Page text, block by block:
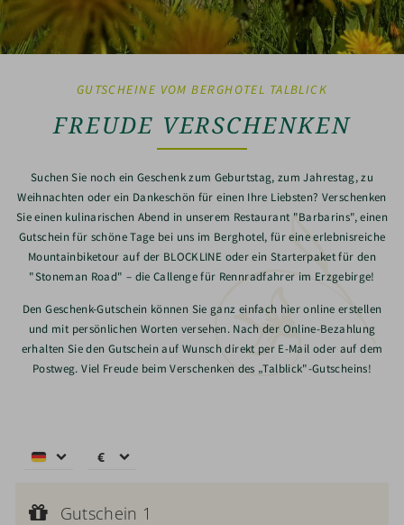
GUTSCHEINE VOM BERGHOTEL TALBLICK
FREUDE VERSCHENKEN
Suchen Sie noch ein Geschenk zum Geburtstag, zum Jahrestag, zu
Weihnachten oder ein Dankeschön für einen Ihre Liebsten? Verschenken
Sie einen kulinarischen Abend in unserem Restaurant "Barbarins", einen
Gutschein für schöne Tage bei uns im Berghotel, für eine erlebnisreiche
Mountainbiketour auf der BLOCKLINE oder ein Starterpaket für den
"Stoneman Road" – die Callenge für Rennradfahrer im Erzgebirge!
Den Geschenk-Gutschein können Sie ganz einfach hier online erstellen
und mit persönlichen Worten versehen. Nach der Online-Bezahlung
erhalten Sie den Gutschein auf Wunsch direkt per E-Mail oder auf dem
Postweg. Viel Freude beim Verschenken des „Talblick"-Gutscheins!
€
€
Gutscheinwert:
Gutschein 1